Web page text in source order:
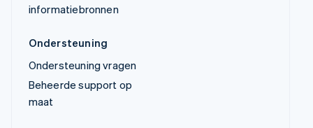
informatiebronnen
Ondersteuning
Ondersteuning vragen
Beheerde support op
maat